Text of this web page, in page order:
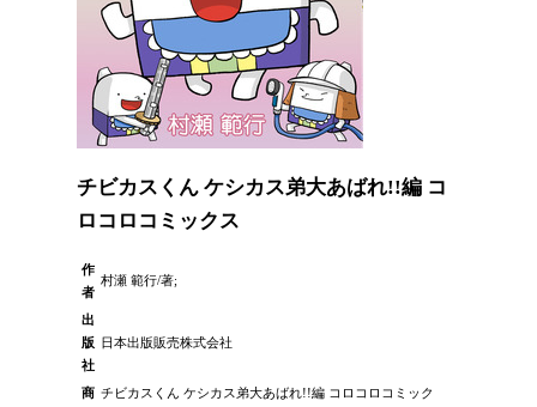
チビカスくん ケシカス弟大あばれ!!編 コ
ロコロコミックス
作
者
村瀬 範行/著;
出
版
社
日本出版販売株式会社
商 チビカスくん ケシカス弟大あばれ!!編 コロコロコミック